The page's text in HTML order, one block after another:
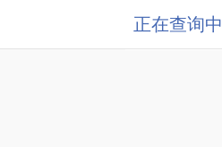
正在查询中